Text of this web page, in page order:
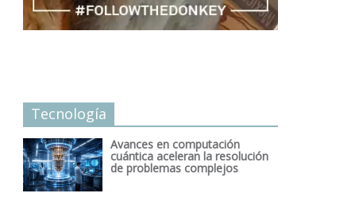
Tecnología
Avances en computación
cuántica aceleran la resolución
de problemas complejos